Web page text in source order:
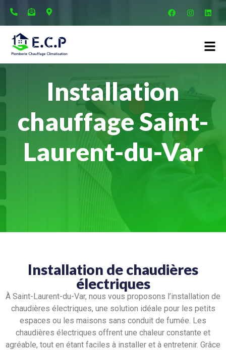
Installation
chauffage Saint-
Laurent-du-Var
Installation de chaudières
électriques
À Saint-Laurent-du-Var, nous vous proposons l’installation de
chaudières électriques, une solution idéale pour les petits
espaces ou les maisons sans conduit de fumée. Les
chaudières électriques offrent une chaleur constante et
agréable, tout en étant faciles à installer et à entretenir. Grâce